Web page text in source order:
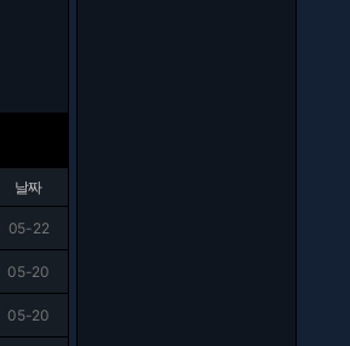
날짜
05-22
05-20
05-20